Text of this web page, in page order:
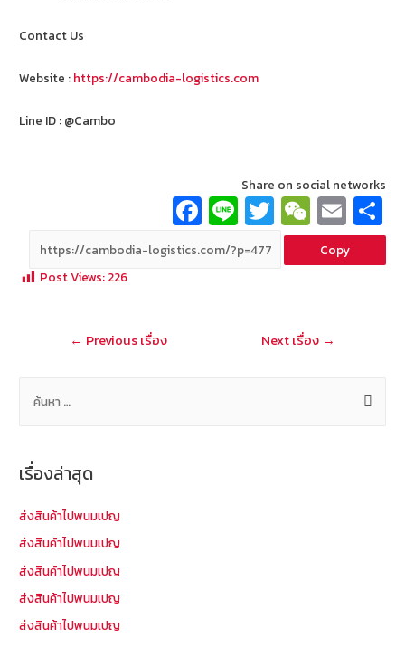
Contact Us
Website : https://cambodia-logistics.com
Line ID : @Cambo
Share on social networks
Fa
ce
b
Li
n
e
T
wi
tt
W
e
C
at
E
m
ai
Copy
Post Views: 226
แนะแนว
← Previous เรื่อง Next เรื่อง →
ห
รั
เรื่องล่าสุด
ส่งสินค้าไปพนมเปญ
ส่งสินค้าไปพนมเปญ
ส่งสินค้าไปพนมเปญ
ส่งสินค้าไปพนมเปญ
ส่งสินค้าไปพนมเปญ